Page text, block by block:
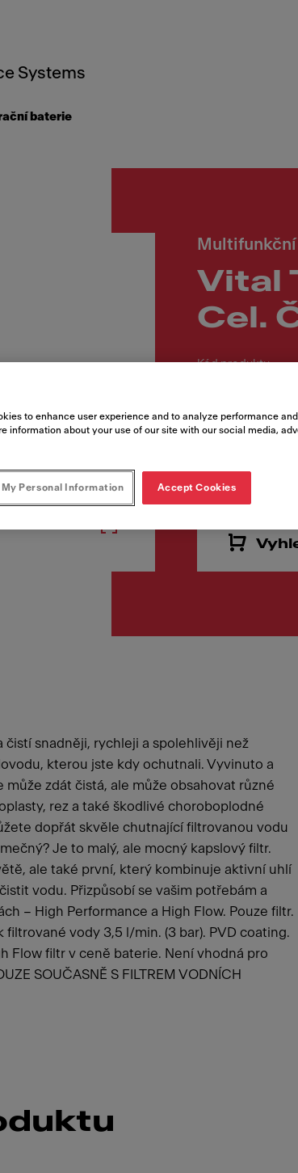
Systems
baterie
Vital
Cel.
Kód produktu
15
Cena vč. DPH
snadněji, rychleji a spolehlivěji než
kterou jste kdy ochutnali. Vyvinuto a
zdát čistá, ale může obsahovat různé
rez a také škodlivé choroboplodné
dopřát skvěle chutnající filtrovanou vodu
Je to malý, ale mocný kapslový filtr.
ale také první, který kombinuje aktivní uhlí
vodu. Přizpůsobí se vašim potřebám a
– High Performance a High Flow. Pouze filtr.
vody 3,5 l/min. (3 bar). PVD coating.
Flow filtr v ceně baterie. Není vhodná pro
SOUČASNĚ S FILTREM VODNÍCH
to enhance user experience and to analyze performance
information about your use of our site with our social media,
My Personal Information Accept Cookies